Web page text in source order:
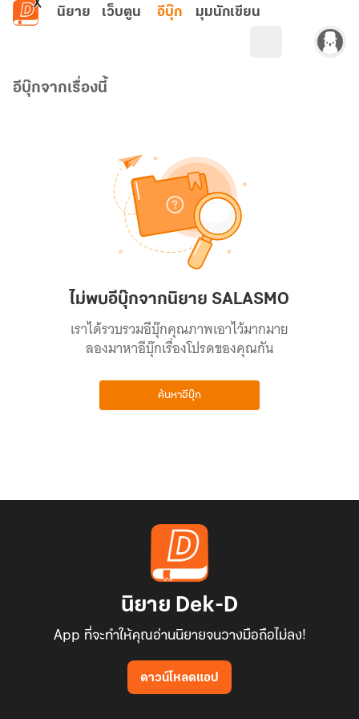
ข้ามไปยังเนื้อหาหลัก
นิยาย เว็บตูน อีบุ๊ก มุมนักเขียน
อีบุ๊กจากเรื่องนี้
ไม่พบอีบุ๊กจากนิยาย SALASMO
เราได้รวบรวมอีบุ๊กคุณภาพเอาไว้มากมาย
ลองมาหาอีบุ๊กเรื่องโปรดของคุณกัน
ค้นหาอีบุ๊ก
นิยาย Dek-D
App ที่จะทำให้คุณอ่านนิยายจนวางมือถือไม่ลง!
ดาวน์โหลดแอป